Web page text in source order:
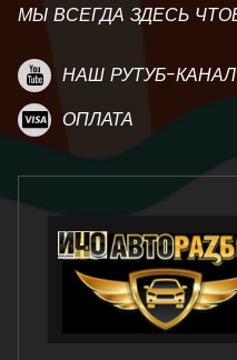
МЫ ВСЕГДА ЗДЕСЬ
НАШ РУТУБ-КАНАЛ
ОПЛАТА